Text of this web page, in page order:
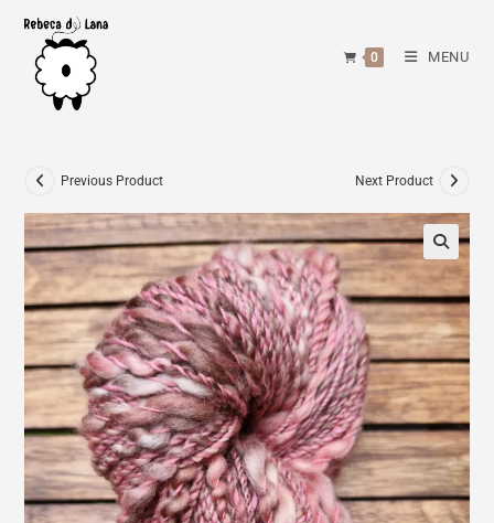
content
0 MENU
Previous Product Next Product